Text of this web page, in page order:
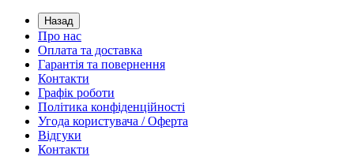
Назад
Про нас
Оплата та доставка
Гарантія та повернення
Контакти
Графік роботи
Політика конфіденційності
Угода користувача / Оферта
Відгуки
Контакти